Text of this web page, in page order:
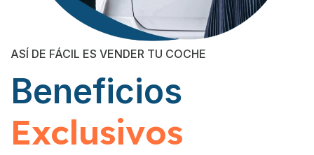
ASÍ DE FÁCIL ES VENDER TU COCHE
Beneficios
Exclusivos